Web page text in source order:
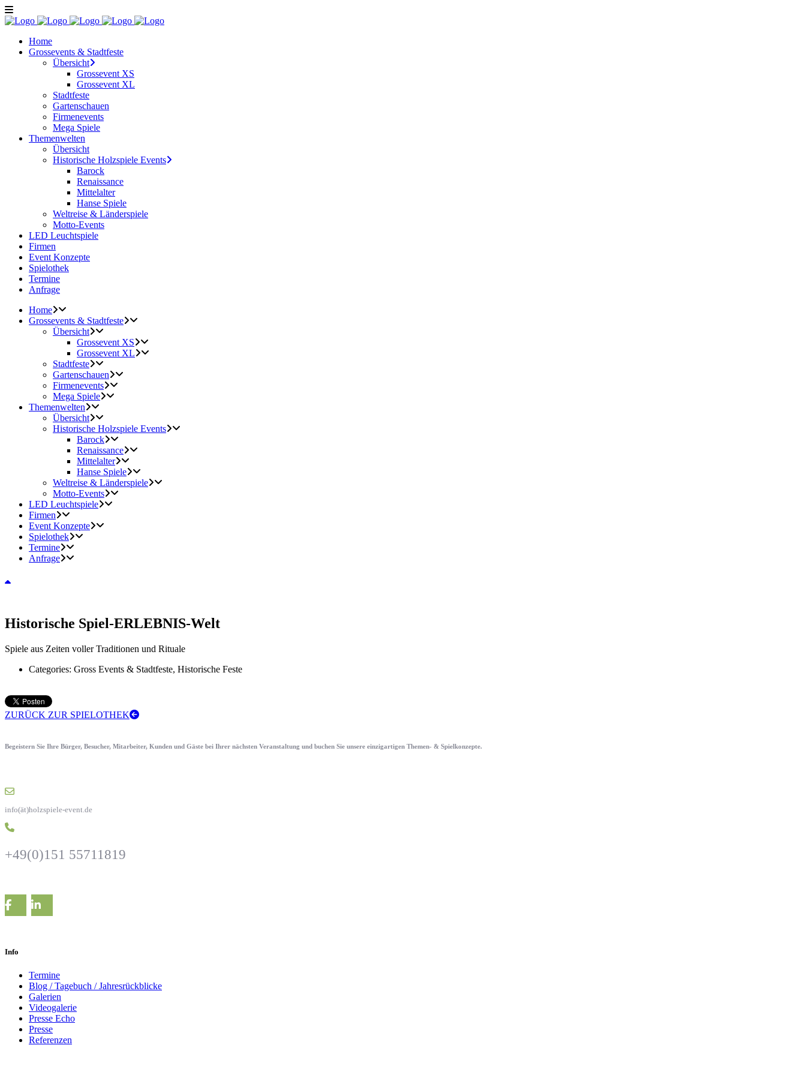
Home
Grossevents & Stadtfeste
Übersicht
Grossevent XS
Grossevent XL
Stadtfeste
Gartenschauen
Firmenevents
Mega Spiele
Themenwelten
Übersicht
Historische Holzspiele Events
Barock
Renaissance
Mittelalter
Hanse Spiele
Weltreise & Länderspiele
Motto-Events
LED Leuchtspiele
Firmen
Event Konzepte
Spielothek
Termine
Anfrage
Home
Grossevents & Stadtfeste
Übersicht
Grossevent XS
Grossevent XL
Stadtfeste
Gartenschauen
Firmenevents
Mega Spiele
Themenwelten
Übersicht
Historische Holzspiele Events
Barock
Renaissance
Mittelalter
Hanse Spiele
Weltreise & Länderspiele
Motto-Events
LED Leuchtspiele
Firmen
Event Konzepte
Spielothek
Termine
Anfrage
Historische Spiel-ERLEBNIS-Welt
Spiele aus Zeiten voller Traditionen und Rituale
Categories: Gross Events & Stadtfeste, Historische Feste
ZURÜCK ZUR SPIELOTHEK
Begeistern Sie Ihre Bürger, Besucher, Mitarbeiter, Kunden und Gäste bei Ihrer nächsten Veranstaltung und buchen Sie unsere einzigartigen Themen- & Spielkonzepte.
info(ät)holzspiele-event.de
+49(0)151 55711819
Info
Termine
Blog / Tagebuch / Jahresrückblicke
Galerien
Videogalerie
Presse Echo
Presse
Referenzen